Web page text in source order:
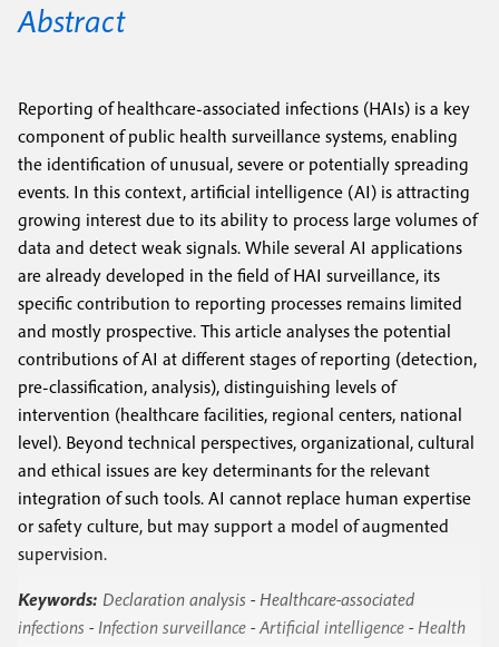
Abstract
Reporting of healthcare-associated infections (HAIs) is a key
component of public health surveillance systems, enabling
the identification of unusual, severe or potentially spreading
events. In this context, artificial intelligence (AI) is attracting
growing interest due to its ability to process large volumes of
data and detect weak signals. While several AI applications
are already developed in the field of HAI surveillance, its
specific contribution to reporting processes remains limited
and mostly prospective. This article analyses the potential
contributions of AI at different stages of reporting (detection,
pre-classification, analysis), distinguishing levels of
intervention (healthcare facilities, regional centers, national
level). Beyond technical perspectives, organizational, cultural
and ethical issues are key determinants for the relevant
integration of such tools. AI cannot replace human expertise
or safety culture, but may support a model of augmented
supervision.
Keywords: Declaration analysis - Healthcare-associated
infections - Infection surveillance - Artificial intelligence - Health